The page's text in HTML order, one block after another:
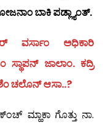
ಬಾಕಿ ಪಡ್ಲ್ಯಾಂತ್.
ವರ್ಸಾಂ ಅಧಿಕಾರಿ
ಜಾಲಾಂ. ಕದ್ರಿ
ಚಲೊನ್ ಆಸಾ..?
ಮ್ಹಾಕಾ ಗೊತ್ತು ನಾ.